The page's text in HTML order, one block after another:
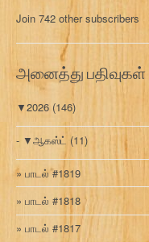
க
வ
Join 742 other subscribers
அனைத்து பதிவுகள்
▼2026 (146)
▼ஆகஸ்ட் (11)
பாடல் #1819
பாடல் #1818
பாடல் #1817